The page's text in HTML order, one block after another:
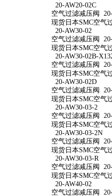
20-AW20-02C
空气过滤减压阀
现货日本SMC空气
20-AW30-02
空气过滤减压阀
现货日本SMC空气
20-AW30-02B-
空气过滤减压阀
现货日本SMC空气
20-AW30-02D
空气过滤减压阀
现货日本SMC空气
20-AW30-03-2
空气过滤减压阀
现货日本SMC空气
20-AW30-03-2N
空气过滤减压阀
现货日本SMC空气
20-AW30-03-R
空气过滤减压阀
现货日本SMC空气
20-AW40-02
空气过滤减压阀